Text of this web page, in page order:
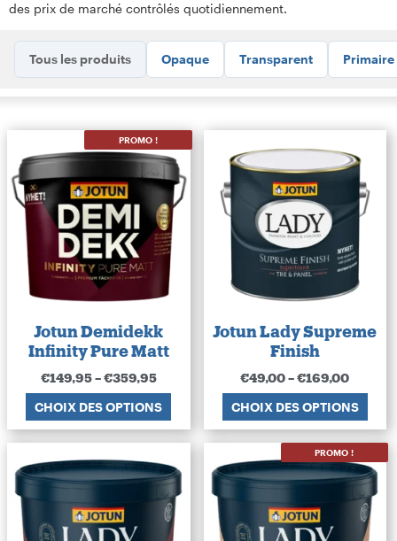
des prix de marché contrôlés quotidiennement.
Tous les produits Opaque Transparent Primaire
PROMO !
Jotun Demidekk
Infinity Pure Matt
€149,95–€359,95
CHOIX DES OPTIONS
Jotun Lady Supreme
Finish
€49,00–€169,00
CHOIX DES OPTIONS
PROMO !